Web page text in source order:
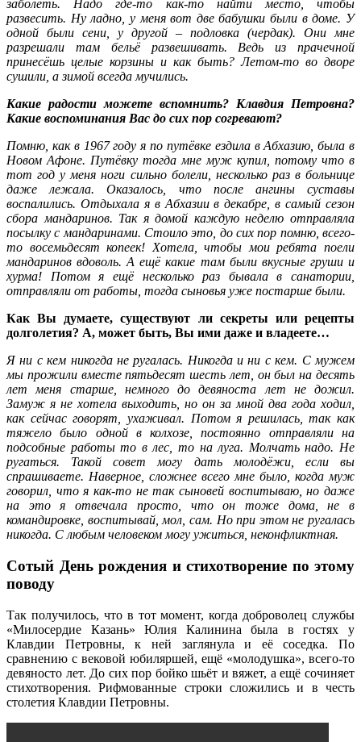
заболеть. Надо где-то как-то найти место, чтобы
развесить. Ну ладно, у меня вот две бабушки были в доме. У
одной были сени, у другой – подловка (чердак). Они мне
разрешали там бельё развешивать. Ведь из прачечной
принесёшь целые корзины и как быть? Летом-то во дворе
сушили, а зимой всегда мучились.
Какие радости можете вспомнить? Клавдия Петровна?
Какие воспоминания Вас до сих пор согревают?
Помню, как в 1967 году я по путёвке ездила в Абхазию, была в
Новом Афоне. Путёвку тогда мне муж купил, потому что в
тот год у меня ноги сильно болели, несколько раз в больнице
даже лежала. Оказалось, что после ангины суставы
воспалились. Отдыхала я в Абхазии в декабре, в самый сезон
сбора мандаринов. Так я домой каждую неделю отправляла
посылку с мандаринами. Стоило это, до сих пор помню, всего-
то восемьдесят копеек! Хотела, чтобы мои ребята поели
мандаринов вдоволь. А ещё какие там были вкусные груши и
хурма! Потом я ещё несколько раз бывала в санатории,
отправляли от работы, тогда сыновья уже постарше были.
Как Вы думаете, существуют ли секреты или рецепты
долголетия? А, может быть, Вы ими даже и владеете…
Я ни с кем никогда не ругалась. Никогда и ни с кем. С мужем
мы прожили вместе пятьдесят шесть лет, он был на десять
лет меня старше, немного до девяноста лет не дожил.
Замуж я не хотела выходить, но он за мной два года ходил,
как сейчас говорят, ухаживал. Потом я решилась, так как
тяжело было одной в колхозе, постоянно отправляли на
подсобные работы то в лес, то на луга. Молчать надо. Не
ругаться. Такой совет могу дать молодёжи, если вы
спрашиваете. Наверное, сложнее всего мне было, когда муж
говорил, что я как-то не так сыновей воспитываю, но даже
на это я отвечала просто, что он тоже дома, не в
командировке, воспитывай, мол, сам. Но при этом не ругалась
никогда. С любым человеком могу ужиться, неконфликтная.
Сотый День рождения и стихотворение по этому
поводу
Так получилось, что в тот момент, когда доброволец службы
«Милосердие Казань» Юлия Калинина была в гостях у
Клавдии Петровны, к ней заглянула и её соседка. По
сравнению с вековой юбиляршей, ещё «молодушка», всего-то
девяносто лет. До сих пор бойко шьёт и вяжет, а ещё сочиняет
стихотворения. Рифмованные строки сложились и в честь
столетия Клавдии Петровны.